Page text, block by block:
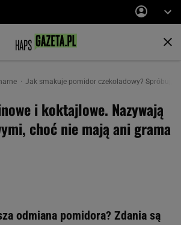
Jak smakuje pomidor czekoladowy? Spróbuj,
i koktajlowe. Nazywają
choć nie mają ani grama
odmiana pomidora? Zdania są